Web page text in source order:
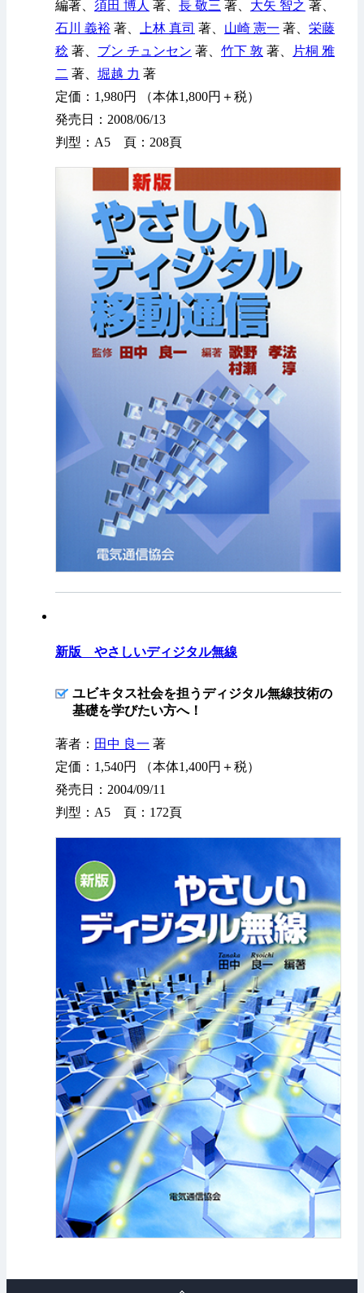
編著、 須田 博人 著、 長 敬三 著、 大矢 智之 著、
石川 義裕 著、 上林 真司 著、 山崎 憲一 著、 栄藤
稔 著、 ブン チュンセン 著、 竹下 敦 著、
片桐 雅
二 著、 堀越 力 著
定価：1,980円 （本体1,800円＋税）
発売日：2008/06/13
判型：A5 頁：208頁
新版 やさしいディジタル無線
ユビキタス社会を担うディジタル無線技術の
基礎を学びたい方へ！
著者： 田中 良一 著
定価：1,540円 （本体1,400円＋税）
発売日：2004/09/11
判型：A5 頁：172頁